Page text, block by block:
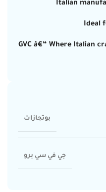
Italian
Ideal
GVC â€“ Where Italian
بوتجازات
جي في سي برو